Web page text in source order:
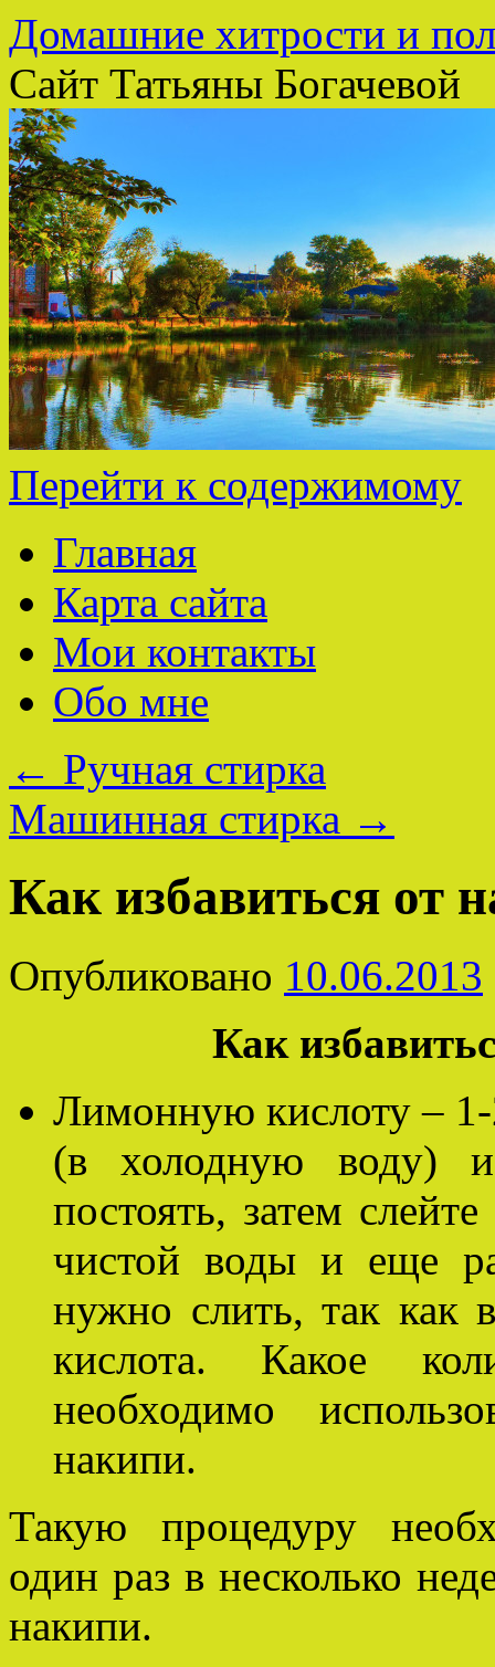
Домашние хитрости и
Сайт Татьяны Богачевой
Перейти к содержимому
Главная
Карта сайта
Мои контакты
Обо мне
← Ручная стирка
Машинная стирка →
Как избавиться от
Опубликовано 10.06.2013
Как
Лимонную кислоту – 1-
(в холодную воду) и
постоять, затем
чистой воды и еще
нужно слить, так как
кислота. Какое
необходимо
накипи.
Такую процедуру
один раз в несколько
накипи.